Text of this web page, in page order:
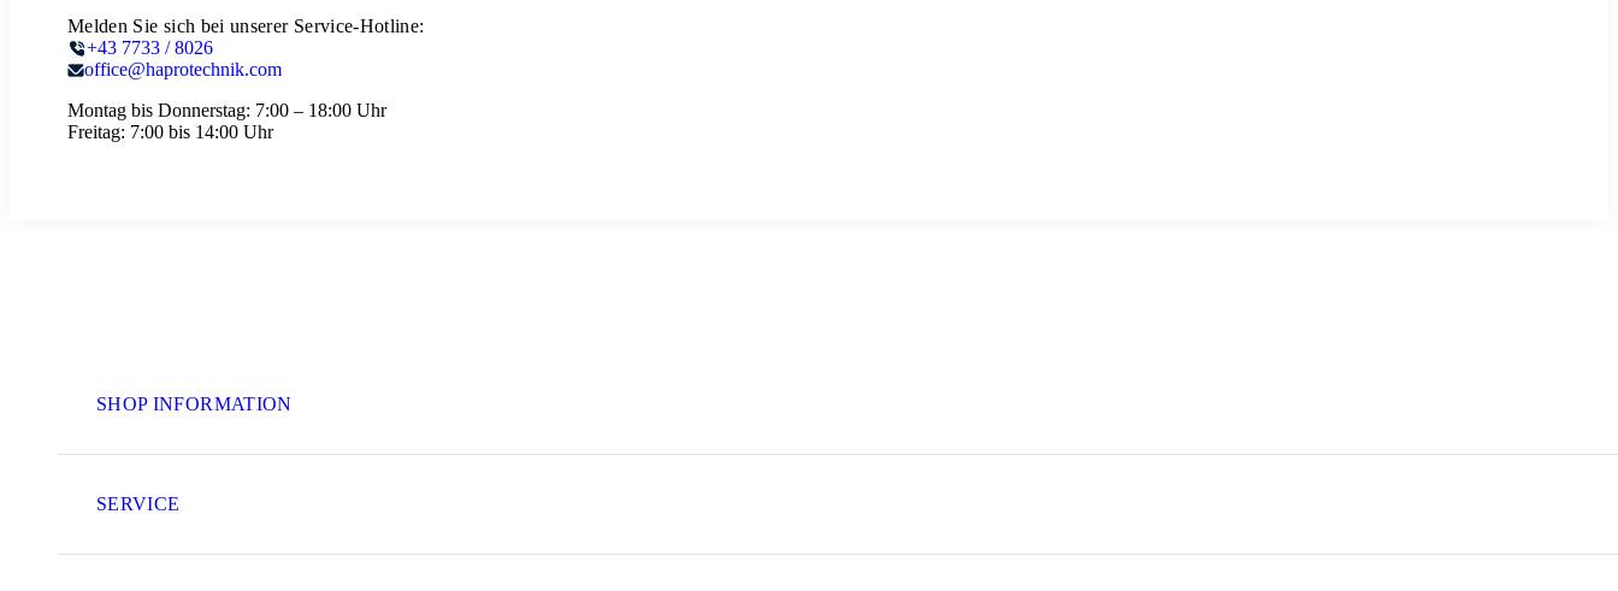
Melden Sie sich bei unserer Service-Hotline:
+43 7733 / 8026
office@haprotechnik.com
Montag bis Donnerstag: 7:00 – 18:00 Uhr
Freitag: 7:00 bis 14:00 Uhr
SHOP INFORMATION
SERVICE